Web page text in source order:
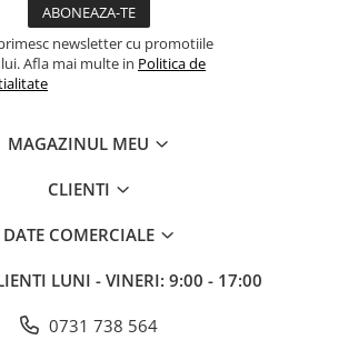
newsletter cu promotiile
Afla mai multe in Politica de
MAGAZINUL MEU
CLIENTI
DATE COMERCIALE
LUNI - VINERI: 9:00 - 17:00
0731 738 564